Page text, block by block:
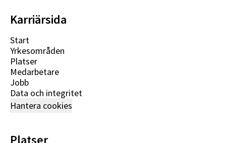
Karriärsida
Start
Yrkesområden
Platser
Medarbetare
Jobb
Data och integritet
Hantera cookies
Platser